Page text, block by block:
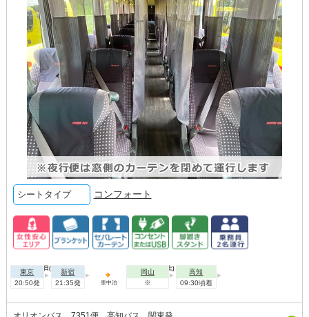
シートタイプ コンフォート
2026年09月18日(金)
東京
20:50発
新宿
21:35発
車中泊
2026年09月19日(土)
岡山
※
高知
09:30頃着